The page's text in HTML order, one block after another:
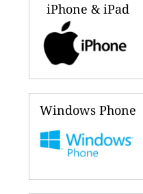
iPhone & iPad
Windows Phone